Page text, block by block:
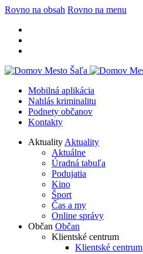
Rovno na obsah Rovno na menu
Mobilná aplikácia
Nahlás kriminalitu
Podnety občanov
Kontakty
Aktuality Aktuality
Aktuálne
Úradná tabuľa
Podujatia
Kino
Šport
Čas a my
Online správy
Občan Občan
Klientské centrum
Klientské centrum